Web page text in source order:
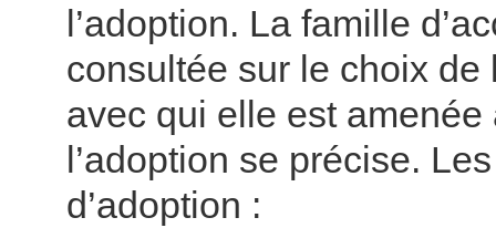
l’adoption. La famille
consultée sur le choix de
avec qui elle est amenée
l’adoption se précise.
d’adoption :